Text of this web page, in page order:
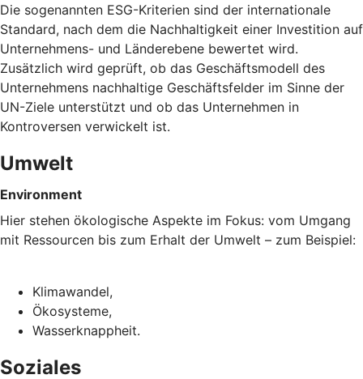
Die sogenannten ESG-Kriterien sind der internationale
Standard, nach dem die Nachhaltigkeit einer Investition auf
Unternehmens- und Länderebene bewertet wird.
Zusätzlich wird geprüft, ob das Geschäftsmodell des
Unternehmens nachhaltige Geschäftsfelder im Sinne der
UN-Ziele unterstützt und ob das Unternehmen in
Kontroversen verwickelt ist.
Umwelt
Environment
Hier stehen ökologische Aspekte im Fokus: vom Umgang
mit Ressourcen bis zum Erhalt der Umwelt – zum Beispiel:
Klimawandel,
Ökosysteme,
Wasserknappheit.
Soziales